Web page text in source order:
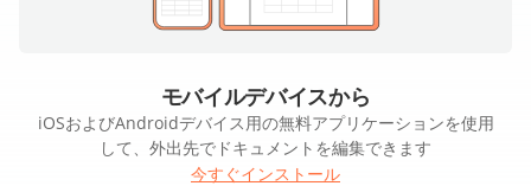
モバイルデバイスから
iOSおよびAndroidデバイス用の無料アプリケーションを使用
して、外出先でドキュメントを編集できます
今すぐインストール